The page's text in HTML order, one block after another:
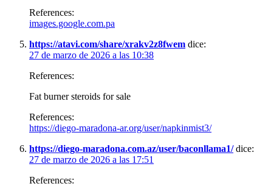
References:
images.google.com.pa
https://atavi.com/share/xrakv2z8fwem dice:
27 de marzo de 2026 a las 10:38
References:
Fat burner steroids for sale
References:
https://diego-maradona-ar.org/user/napkinmist3/
https://diego-maradona.com.az/user/baconllama1/ dice:
27 de marzo de 2026 a las 17:51
References: